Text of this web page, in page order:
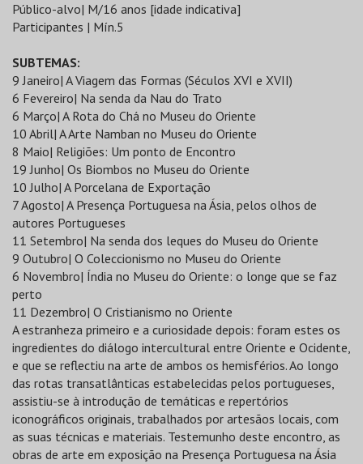
Público-alvo| M/16 anos [idade indicativa]
Participantes | Mín.5
SUBTEMAS:
9 Janeiro| A Viagem das Formas (Séculos XVI e XVII)
6 Fevereiro| Na senda da Nau do Trato
6 Março| A Rota do Chá no Museu do Oriente
10 Abril| A Arte Namban no Museu do Oriente
8 Maio| Religiões: Um ponto de Encontro
19 Junho| Os Biombos no Museu do Oriente
10 Julho| A Porcelana de Exportação
7 Agosto| A Presença Portuguesa na Ásia, pelos olhos de
autores Portugueses
11 Setembro| Na senda dos leques do Museu do Oriente
9 Outubro| O Coleccionismo no Museu do Oriente
6 Novembro| Índia no Museu do Oriente: o longe que se faz
perto
11 Dezembro| O Cristianismo no Oriente
A estranheza primeiro e a curiosidade depois: foram estes os
ingredientes do diálogo intercultural entre Oriente e Ocidente,
e que se reflectiu na arte de ambos os hemisférios. Ao longo
das rotas transatlânticas estabelecidas pelos portugueses,
assistiu-se à introdução de temáticas e repertórios
iconográficos originais, trabalhados por artesãos locais, com
as suas técnicas e materiais. Testemunho deste encontro, as
obras de arte em exposição na Presença Portuguesa na Ásia